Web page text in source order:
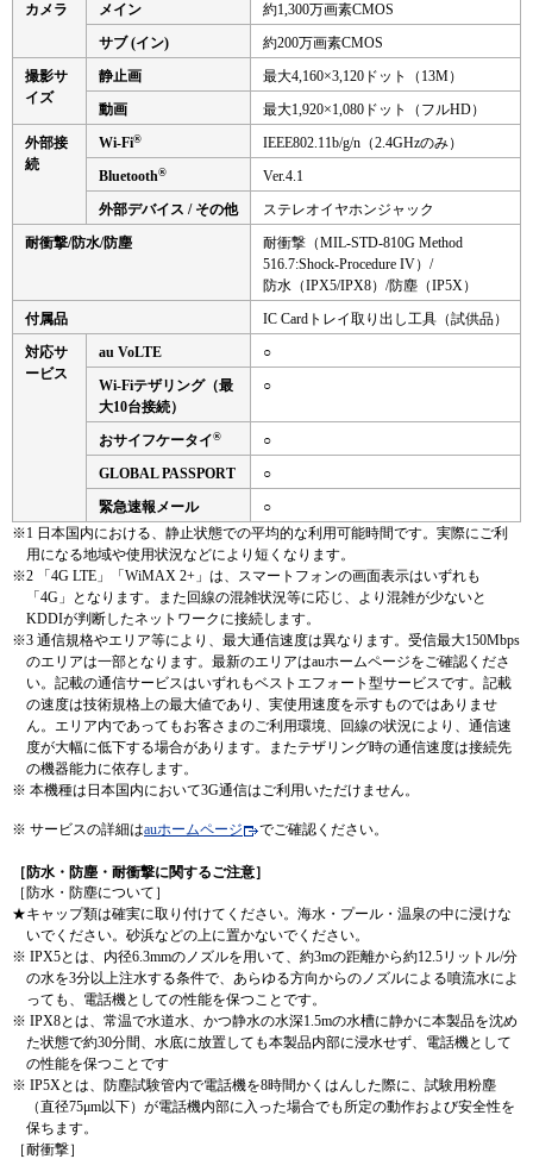
カメラ
メイン
約1,300万画素CMOS
サブ (イン)
約200万画素CMOS
撮影サ
イズ
静止画
最大4,160×3,120ドット（13M）
動画
最大1,920×1,080ドット（フルHD）
外部接
続
Wi-Fi®
IEEE802.11b/g/n（2.4GHzのみ）
Bluetooth®
Ver.4.1
外部デバイス / その他
ステレオイヤホンジャック
耐衝撃/防水/防塵
耐衝撃（MIL-STD-810G Method
516.7:Shock-Procedure IV）/
防水（IPX5/IPX8）/防塵（IP5X）
付属品
IC Cardトレイ取り出し工具（試供品）
対応サ
ービス
au VoLTE
○
Wi-Fiテザリング（最
大10台接続）
○
おサイフケータイ®
○
GLOBAL PASSPORT
○
緊急速報メール
○
※1 日本国内における、静止状態での平均的な利用可能時間です。実際にご利
用になる地域や使用状況などにより短くなります。
※2 「4G LTE」「WiMAX 2+」は、スマートフォンの画面表示はいずれも
「4G」となります。また回線の混雑状況等に応じ、より混雑が少ないと
KDDIが判断したネットワークに接続します。
※3 通信規格やエリア等により、最大通信速度は異なります。受信最大150Mbps
のエリアは一部となります。最新のエリアはauホームページをご確認くださ
い。記載の通信サービスはいずれもベストエフォート型サービスです。記載
の速度は技術規格上の最大値であり、実使用速度を示すものではありませ
ん。エリア内であってもお客さまのご利用環境、回線の状況により、通信速
度が大幅に低下する場合があります。またテザリング時の通信速度は接続先
の機器能力に依存します。
※ 本機種は日本国内において3G通信はご利用いただけません。
※ サービスの詳細はauホームページ でご確認ください。
［防水・防塵・耐衝撃に関するご注意］
［防水・防塵について］
★キャップ類は確実に取り付けてください。海水・プール・温泉の中に浸けな
いでください。砂浜などの上に置かないでください。
※ IPX5とは、内径6.3mmのノズルを用いて、約3mの距離から約12.5リットル/分
の水を3分以上注水する条件で、あらゆる方向からのノズルによる噴流水によ
っても、電話機としての性能を保つことです。
※ IPX8とは、常温で水道水、かつ静水の水深1.5mの水槽に静かに本製品を沈め
た状態で約30分間、水底に放置しても本製品内部に浸水せず、電話機として
の性能を保つことです
※ IP5Xとは、防塵試験管内で電話機を8時間かくはんした際に、試験用粉塵
（直径75μm以下）が電話機内部に入った場合でも所定の動作および安全性を
保ちます。
［耐衝撃］